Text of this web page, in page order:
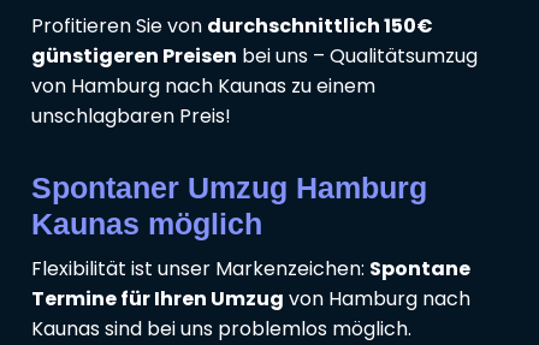
Profitieren Sie von durchschnittlich 150€
günstigeren Preisen bei uns – Qualitätsumzug
von Hamburg nach Kaunas zu einem
unschlagbaren Preis!
Spontaner Umzug Hamburg
Kaunas möglich
Flexibilität ist unser Markenzeichen: Spontane
Termine für Ihren Umzug von Hamburg nach
Kaunas sind bei uns problemlos möglich.